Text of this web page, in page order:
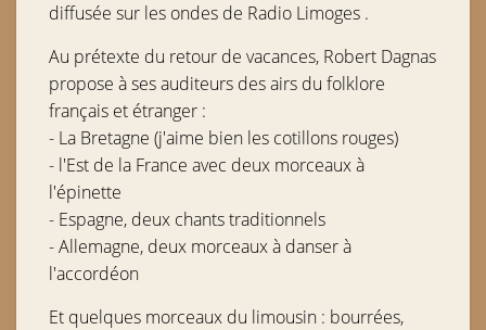
diffusée sur les ondes de Radio Limoges .
Au prétexte du retour de vacances, Robert Dagnas
propose à ses auditeurs des airs du folklore
français et étranger :
- La Bretagne (j'aime bien les cotillons rouges)
- l'Est de la France avec deux morceaux à
l'épinette
- Espagne, deux chants traditionnels
- Allemagne, deux morceaux à danser à
l'accordéon
Et quelques morceaux du limousin : bourrées,